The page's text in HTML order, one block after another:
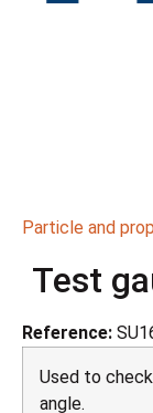
Particle and
Test
Reference:
Used to
angle.